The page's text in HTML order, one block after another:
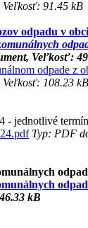
91.45 kB
odpadu v
Veľkosť:
odpade z
108.23 kB
- jednotlivé
Typ: PDF
kB